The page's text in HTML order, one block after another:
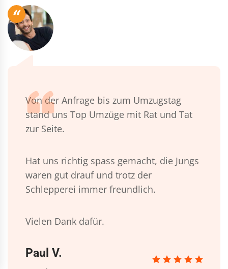
“
Von der Anfrage bis zum Umzugstag
stand uns Top Umzüge mit Rat und Tat
zur Seite.
Hat uns richtig spass gemacht, die Jungs
waren gut drauf und trotz der
Schlepperei immer freundlich.
Vielen Dank dafür.
Paul V.